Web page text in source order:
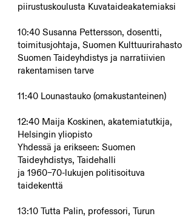
piirustuskoulusta Kuvataideakatemiaksi
10:40 Susanna Pettersson, dosentti,
toimitusjohtaja, Suomen Kulttuurirahasto
Suomen Taideyhdistys ja narratiivien
rakentamisen tarve
11:40 Lounastauko (omakustanteinen)
12:40 Maija Koskinen, akatemiatutkija,
Helsingin yliopisto
Yhdessä ja erikseen: Suomen
Taideyhdistys, Taidehalli
ja 1960–70-lukujen politisoituva
taidekenttä
13:10 Tutta Palin, professori, Turun